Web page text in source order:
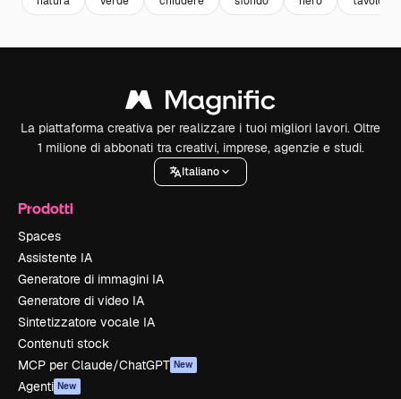
La piattaforma creativa per realizzare i tuoi migliori lavori. Oltre
1 milione di abbonati tra creativi, imprese, agenzie e studi.
Italiano
Prodotti
Spaces
Assistente IA
Generatore di immagini IA
Generatore di video IA
Sintetizzatore vocale IA
Contenuti stock
MCP per Claude/ChatGPT New
Agenti New